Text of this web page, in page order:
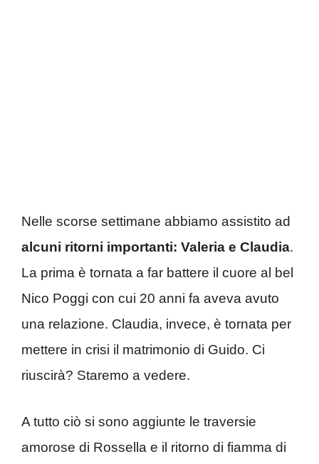
Nelle scorse settimane abbiamo assistito ad
alcuni ritorni importanti: Valeria e Claudia.
La prima è tornata a far battere il cuore al bel
Nico Poggi con cui 20 anni fa aveva avuto
una relazione. Claudia, invece, è tornata per
mettere in crisi il matrimonio di Guido. Ci
riuscirà? Staremo a vedere.
A tutto ciò si sono aggiunte le traversie
amorose di Rossella e il ritorno di fiamma di